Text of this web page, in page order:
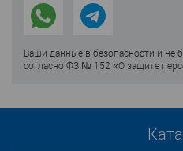
Ваши данные в безопасности и не
согласно ФЗ № 152 «О защите